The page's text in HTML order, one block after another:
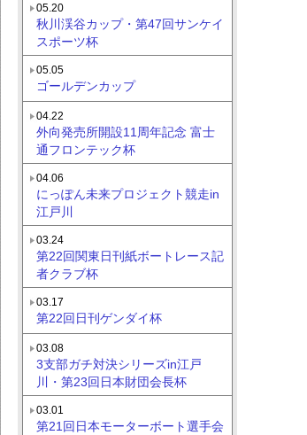
05.20
秋川渓谷カップ・第47回サンケイ
スポーツ杯
05.05
ゴールデンカップ
04.22
外向発売所開設11周年記念 富士
通フロンテック杯
04.06
にっぽん未来プロジェクト競走in
江戸川
03.24
第22回関東日刊紙ボートレース記
者クラブ杯
03.17
第22回日刊ゲンダイ杯
03.08
3支部ガチ対決シリーズin江戸
川・第23回日本財団会長杯
03.01
第21回日本モーターボート選手会